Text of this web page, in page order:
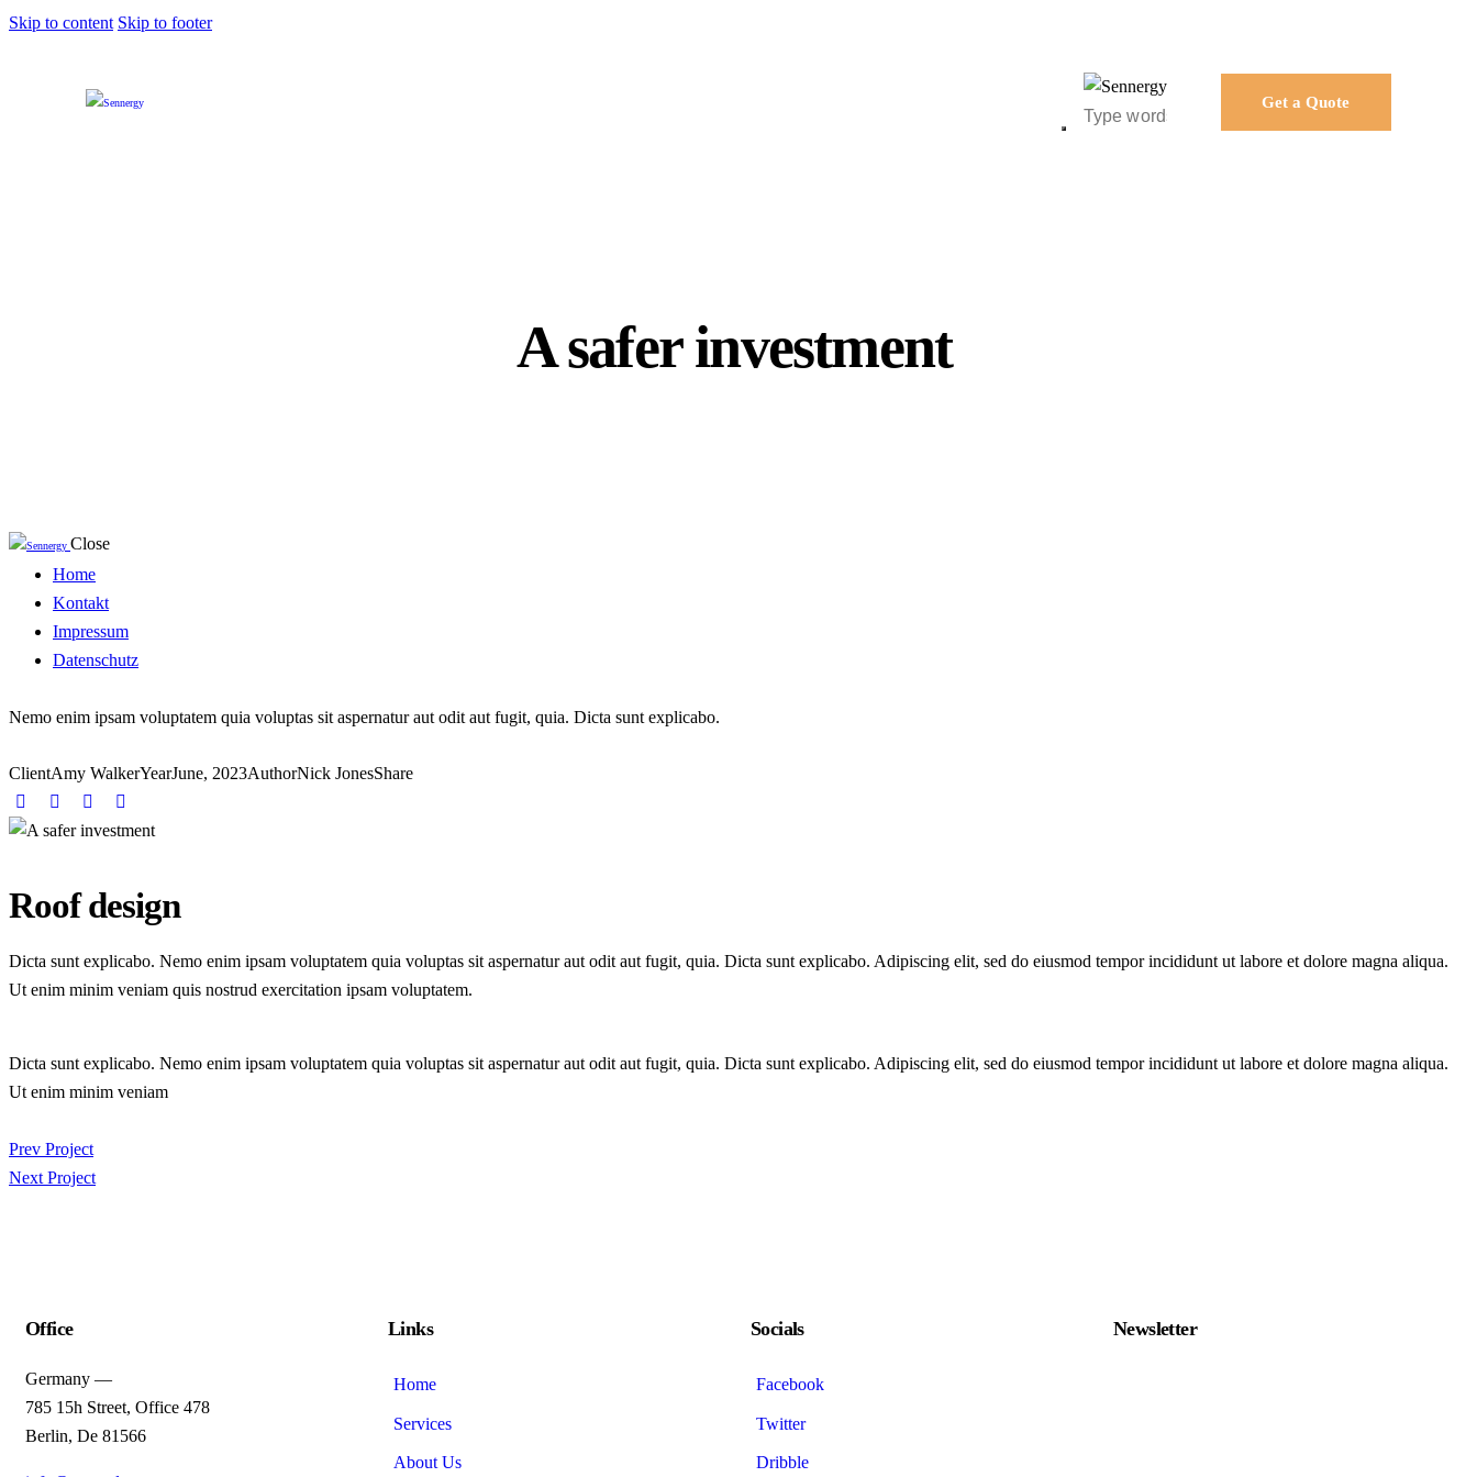
Skip to content Skip to footer
Get a Quote
A safer investment
Close
Home
Kontakt
Impressum
Datenschutz
Nemo enim ipsam voluptatem quia voluptas sit aspernatur aut odit aut fugit, quia. Dicta sunt explicabo.
ClientAmy WalkerYearJune, 2023AuthorNick JonesShare
Roof design
Dicta sunt explicabo. Nemo enim ipsam voluptatem quia voluptas sit aspernatur aut odit aut fugit, quia. Dicta sunt explicabo. Adipiscing elit, sed do eiusmod tempor incididunt ut labore et dolore magna aliqua.
Ut enim minim veniam quis nostrud exercitation ipsam voluptatem.
Dicta sunt explicabo. Nemo enim ipsam voluptatem quia voluptas sit aspernatur aut odit aut fugit, quia. Dicta sunt explicabo. Adipiscing elit, sed do eiusmod tempor incididunt ut labore et dolore magna aliqua.
Ut enim minim veniam
Prev Project
Next Project
Office
Germany —
785 15h Street, Office 478
Berlin, De 81566
Links
Home
Services
About Us
Socials
Facebook
Twitter
Dribble
Newsletter